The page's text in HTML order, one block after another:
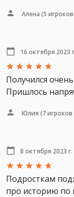
Алена (5
16 октября 2023
Получился
Пришлось
Юлия (7
8 октября 2023 г.
Подросткам
про историю по